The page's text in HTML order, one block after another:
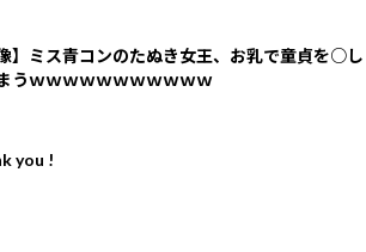
像】ミス青コンのたぬき女王、お乳で童貞を○し
うｗｗｗｗｗｗｗｗｗｗｗ
you !